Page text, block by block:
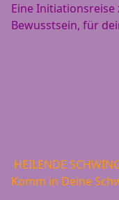
Eine Initiationsreise
Bewusstsein, für
HEILENDE
Komm in Deine